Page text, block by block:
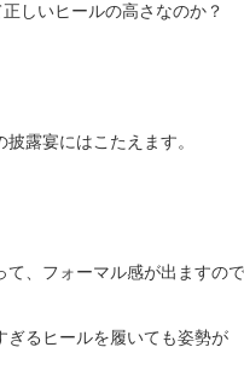
しいヒールの高さなのか？
露宴にはこたえます。
、フォーマル感が出ますので
ぎるヒールを履いても姿勢が